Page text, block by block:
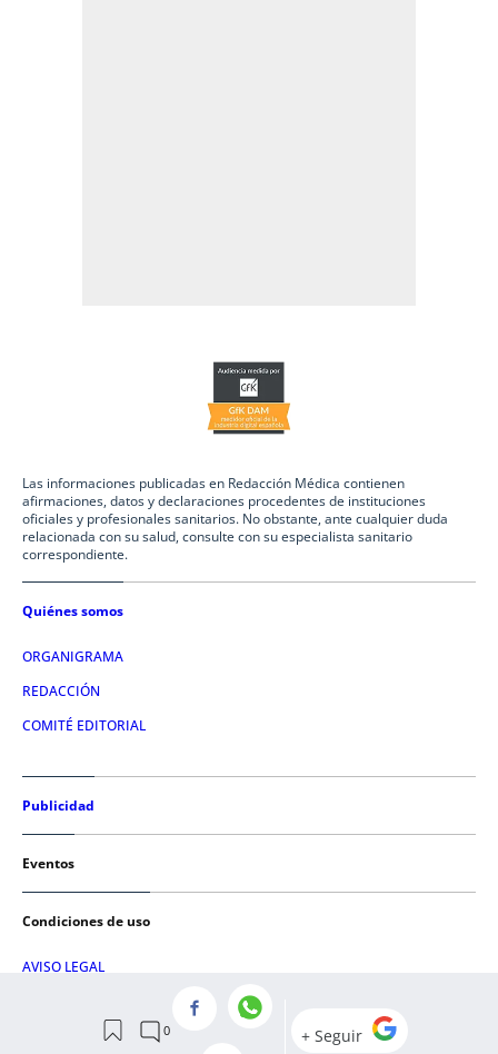
Las informaciones publicadas en Redacción Médica contienen
afirmaciones, datos y declaraciones procedentes de instituciones
oficiales y profesionales sanitarios. No obstante, ante cualquier duda
relacionada con su salud, consulte con su especialista sanitario
correspondiente.
Quiénes somos
ORGANIGRAMA
REDACCIÓN
COMITÉ EDITORIAL
Publicidad
Eventos
Condiciones de uso
AVISO LEGAL
POLÍTICA DE COOKIES